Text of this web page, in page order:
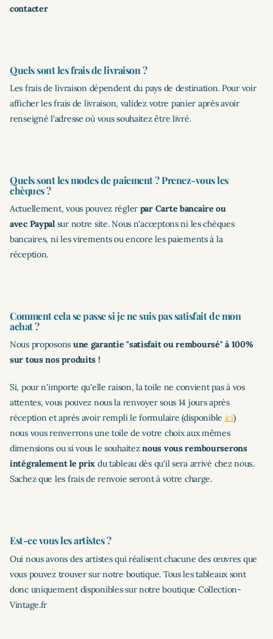
contacter
Quels sont les frais de livraison ?
Les frais de livraison dépendent du pays de destination. Pour voir
afficher les frais de livraison, validez votre panier après avoir
renseigné l'adresse où vous souhaitez être livré.
Quels sont les modes de paiement ? Prenez-vous les
chèques ?
Actuellement, vous pouvez régler par Carte bancaire ou
avec Paypalsur notre site. Nous n'acceptons ni les chèques
bancaires, ni les virements ou encore les paiements à la
réception.
Comment cela se passe si je ne suis pas satisfait de mon
achat ?
Nous proposons une garantie "satisfait ou remboursé" à 100%
sur tous nos produits !
Si, pour n'importe qu'elle raison, la toile ne convient pas à vos
attentes, vous pouvez nous la renvoyer sous 14 jours après
réception et après avoir rempli le formulaire (disponible ici)
nousvous renverrons une toile de votre choix aux mêmes
dimensions ou si vous le souhaitez nous vous rembourserons
intégralement le prix du tableau dès qu'il sera arrivé chez nous.
Sachez que les frais de renvoie seront à votre charge.
Est-ce vous les artistes ?
Oui nous avons des artistes qui réalisent chacune des œuvres que
vous pouvez trouver sur notre boutique. Tous les tableaux sont
donc uniquement disponibles sur notre boutique Collection-
Vintage.fr